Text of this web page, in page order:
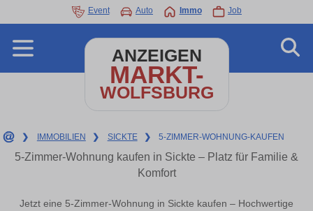
Event Auto Immo Job
ANZEIGEN
MARKT-
WOLFSBURG
❯ IMMOBILIEN ❯ SICKTE ❯ 5-ZIMMER-WOHNUNG-KAUFEN
5-Zimmer-Wohnung kaufen in Sickte – Platz für Familie &
Komfort
Jetzt eine 5-Zimmer-Wohnung in Sickte kaufen – Hochwertige